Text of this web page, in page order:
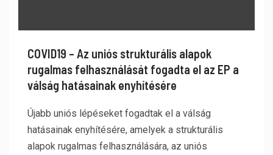
COVID19 – Az uniós strukturális alapok
rugalmas felhasználását fogadta el az EP a
válság hatásainak enyhítésére
Újabb uniós lépéseket fogadtak el a válság
hatásainak enyhítésére, amelyek a strukturális
alapok rugalmas felhasználására, az uniós